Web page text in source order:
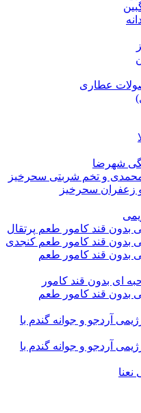
عطاری
شهرضا
و تخم شربتی سحرخیز
سحرخیز
بدون قند کامور طعم پرتقال
بدون قند کامور طعم کنجدی
بدون قند کامور طعم
ای بدون قند کامور
بدون قند کامور طعم
آردجو و جوانه گندم با
آردجو و جوانه گندم با
نعنا